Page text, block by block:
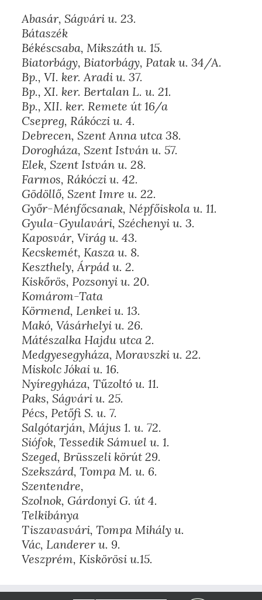
Abasár, Ságvári u. 23.
Bátaszék
Békéscsaba, Mikszáth u. 15.
Biatorbágy, Biatorbágy, Patak u. 34/A.
Bp., VI. ker. Aradi u. 37.
Bp., XI. ker. Bertalan L. u. 21.
Bp., XII. ker. Remete út 16/a
Csepreg, Rákóczi u. 4.
Debrecen, Szent Anna utca 38.
Dorogháza, Szent István u. 57.
Elek, Szent István u. 28.
Farmos, Rákóczi u. 42.
Gödöllő, Szent Imre u. 22.
Győr-Ménfőcsanak, Népfőiskola u. 11.
Gyula-Gyulavári, Széchenyi u. 3.
Kaposvár, Virág u. 43.
Kecskemét, Kasza u. 8.
Keszthely, Árpád u. 2.
Kiskőrös, Pozsonyi u. 20.
Komárom-Tata
Körmend, Lenkei u. 13.
Makó, Vásárhelyi u. 26.
Mátészalka Hajdu utca 2.
Medgyesegyháza, Moravszki u. 22.
Miskolc Jókai u. 16.
Nyíregyháza, Tűzoltó u. 11.
Paks, Ságvári u. 25.
Pécs, Petőfi S. u. 7.
Salgótarján, Május 1. u. 72.
Siófok, Tessedik Sámuel u. 1.
Szeged, Brüsszeli körút 29.
Szekszárd, Tompa M. u. 6.
Szentendre,
Szolnok, Gárdonyi G. út 4.
Telkibánya
Tiszavasvári, Tompa Mihály u.
Vác, Landerer u. 9.
Veszprém, Kiskörösi u.15.